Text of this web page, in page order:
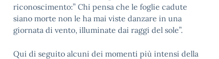
riconoscimento:” Chi pensa che le foglie cadute
siano morte non le ha mai viste danzare in una
giornata di vento, illuminate dai raggi del sole”.
Qui di seguito alcuni dei momenti più intensi della